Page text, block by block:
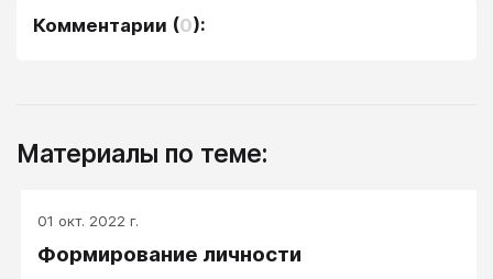
Комментарии (0):
Материалы по теме:
01 окт. 2022 г.
Формирование личности